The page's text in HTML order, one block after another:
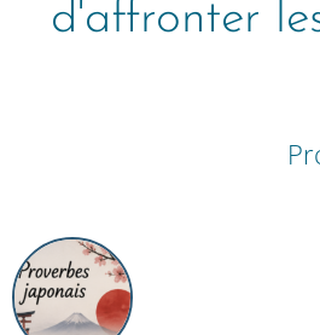
d'affronter